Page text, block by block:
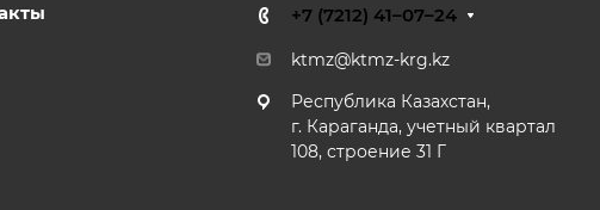
+7 (7212) 41–07–24
ktmz@ktmz-krg.kz
Республика Казахстан,
г. Караганда, учетный квартал
108, строение 31 Г